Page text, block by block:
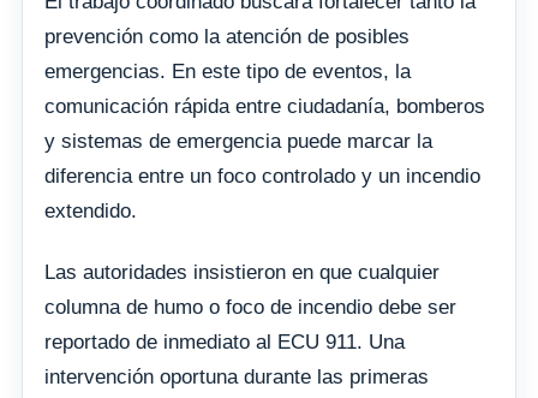
prevención como la atención de posibles
emergencias. En este tipo de eventos, la
comunicación rápida entre ciudadanía, bomberos
y sistemas de emergencia puede marcar la
diferencia entre un foco controlado y un incendio
extendido.
Las autoridades insistieron en que cualquier
columna de humo o foco de incendio debe ser
reportado de inmediato al ECU 911. Una
intervención oportuna durante las primeras